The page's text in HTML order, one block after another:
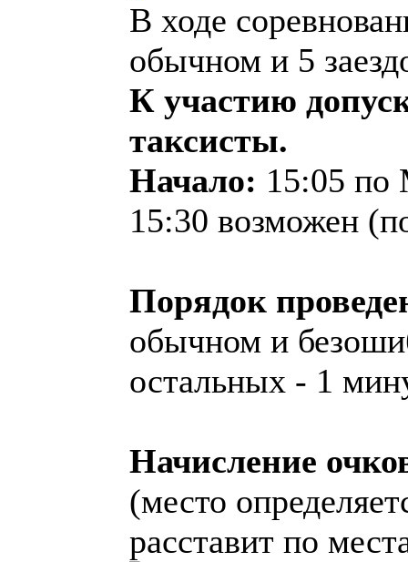
В ходе
обычном и 5
К участию
таксисты.
Начало: 15:05 по
15:30 возможен
Порядок
обычном и
остальных - 1
Начисление
(место
расставит по